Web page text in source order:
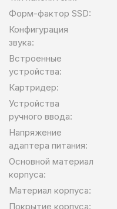
Форм-фактор SSD:
Конфигурация
звука:
Встроенные
устройства:
Картридер:
Устройства
ручного ввода:
Напряжение
адаптера питания:
Основной материал
корпуса:
Материал корпуса:
Покрытие корпуса: